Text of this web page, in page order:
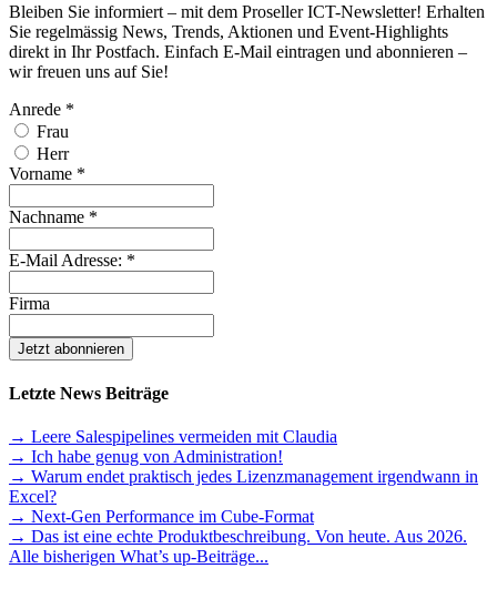
Bleiben Sie informiert – mit dem Proseller ICT-Newsletter! Erhalten
Sie regelmässig News, Trends, Aktionen und Event-Highlights
direkt in Ihr Postfach. Einfach E-Mail eintragen und abonnieren –
wir freuen uns auf Sie!
Anrede *
Frau
Herr
Vorname *
Nachname *
E-Mail Adresse: *
Firma
Letzte News Beiträge
→ Leere Salespipelines vermeiden mit Claudia
→ Ich habe genug von Administration!
→ Warum endet praktisch jedes Lizenzmanagement irgendwann in
Excel?
→ Next-Gen Performance im Cube-Format
→ Das ist eine echte Produktbeschreibung. Von heute. Aus 2026.
Alle bisherigen What’s up-Beiträge...